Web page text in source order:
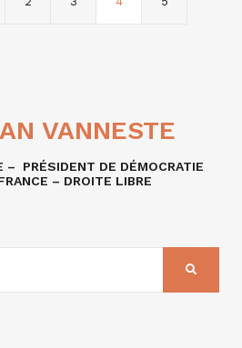
VANNESTE
– PRÉSIDENT DE DÉMOCRATIE
– DROITE LIBRE